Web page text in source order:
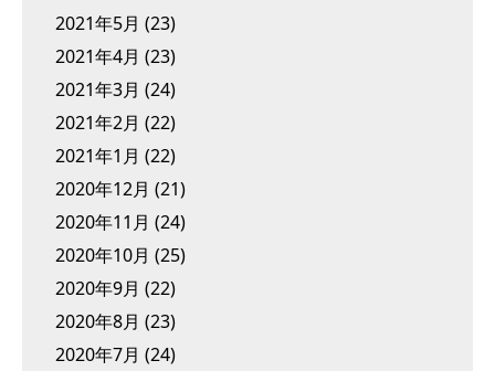
2021年5月 (23)
2021年4月 (23)
2021年3月 (24)
2021年2月 (22)
2021年1月 (22)
2020年12月 (21)
2020年11月 (24)
2020年10月 (25)
2020年9月 (22)
2020年8月 (23)
2020年7月 (24)